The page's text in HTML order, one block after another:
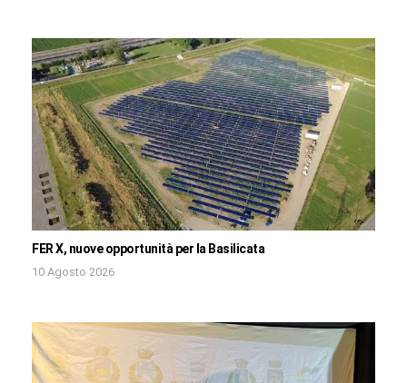
FER X, nuove opportunità per la Basilicata
10 Agosto 2026